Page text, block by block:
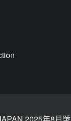
2025年8月號